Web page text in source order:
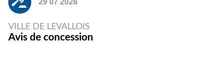
VILLE DE LEVALLOIS
Avis de concession